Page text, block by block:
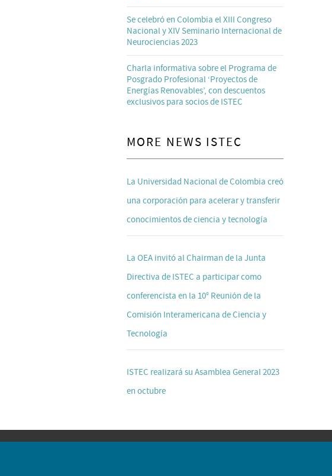
Se celebró en Colombia el XIII Congreso
Nacional y XIV Seminario Internacional de
Neurociencias 2023
Charla informativa sobre el Programa de
Posgrado Profesional ‘Proyectos de
Energías Renovables’, con descuentos
exclusivos para socios de ISTEC
MORE NEWS ISTEC
La Universidad Nacional de Colombia creó
una corporación para acelerar y transferir
conocimientos de ciencia y tecnología
La OEA invitó al Chairman de la Junta
Directiva de ISTEC a participar como
conferencista en la 10° Reunión de la
Comisión Interamericana de Ciencia y
Tecnología
ISTEC realizará su Asamblea General 2023
en octubre